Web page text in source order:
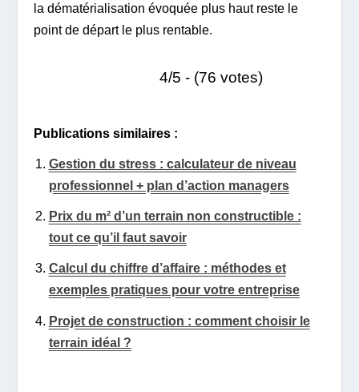
la dématérialisation évoquée plus haut reste le
point de départ le plus rentable.
4/5 - (76 votes)
Publications similaires :
Gestion du stress : calculateur de niveau
professionnel + plan d’action managers
Prix du m² d’un terrain non constructible :
tout ce qu’il faut savoir
Calcul du chiffre d’affaire : méthodes et
exemples pratiques pour votre entreprise
Projet de construction : comment choisir le
terrain idéal ?